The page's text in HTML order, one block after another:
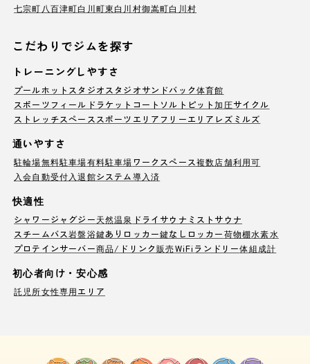
七宗町 八百津町白川町東白川村御嵩町白川村
こだわりでジムを探す
トレーニングしやすさ
プールホットスタジオ スタジオサンドバック体育館
スポーツフィールド ラケットコート ソルトピット加圧サイクル
ストレッチスペース スポーツエリア フリーエリア レズミルズ
通いやすさ
駐輪場無料駐車場有料駐車場ワークスペース複数店舗利用可
入会自動受付 入退館システム導入済
快適性
シャワージャグジー天然温泉 ドライサウナ ミストサウナ
スチームバス岩盤浴鍵ありロッカー鍵なしロッカー荷物棚水素水
プロテインサーバー商品/ドリンク販売WiFi ランドリー体組成計
初心者向け・安心感
託児所女性専用エリア